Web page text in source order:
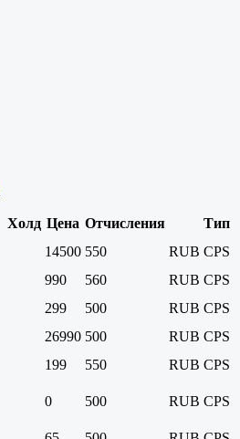
Холд Цена Отчисления
Тип
14500 550 RUB CPS
990 560 RUB CPS
299 500 RUB CPS
26990 500 RUB CPS
199 550 RUB CPS
0 500 RUB CPS